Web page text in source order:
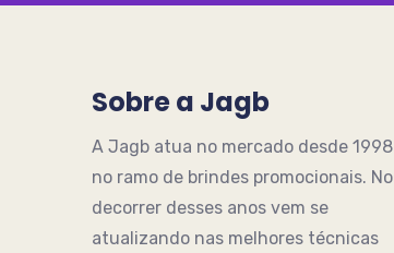
Sobre a Jagb
A Jagb atua no mercado desde 1998
no ramo de brindes promocionais. No
decorrer desses anos vem se
atualizando nas melhores técnicas